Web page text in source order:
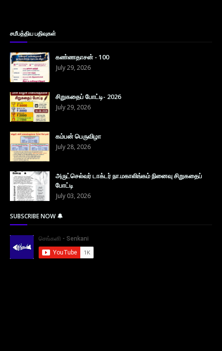
சமீபத்திய பதிவுகள்
கண்ணதாசன் - 100
July 29, 2026
சிறுகதைப் போட்டி- 2026
July 29, 2026
கம்பன் பெருவிழா
July 28, 2026
அருட்செல்வர் டாக்டர் நா.மகாலிங்கம் நினைவு சிறுகதைப்
போட்டி
July 03, 2026
SUBSCRIBE NOW 🔔